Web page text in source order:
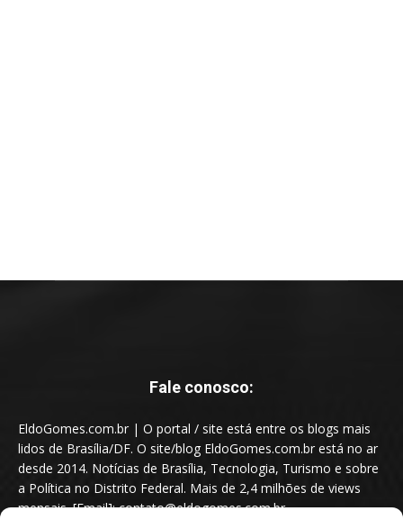
Fale conosco:
EldoGomes.com.br | O portal / site está entre os blogs mais
lidos de Brasília/DF. O site/blog EldoGomes.com.br está no ar
desde 2014. Notícias de Brasília, Tecnologia, Turismo e sobre
a Política no Distrito Federal. Mais de 2,4 milhões de views
mensais. [Email]: contato@eldogomes.com.br